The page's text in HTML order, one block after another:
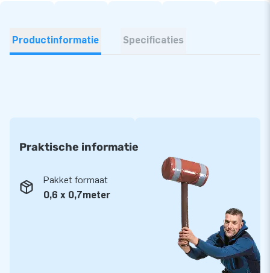
Productinformatie Specificaties
Praktische informatie
Pakket formaat
0,6 x 0,7meter